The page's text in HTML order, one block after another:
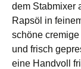
dem Stabmixer
Rapsöl in
schöne
und frisch
eine Handvoll